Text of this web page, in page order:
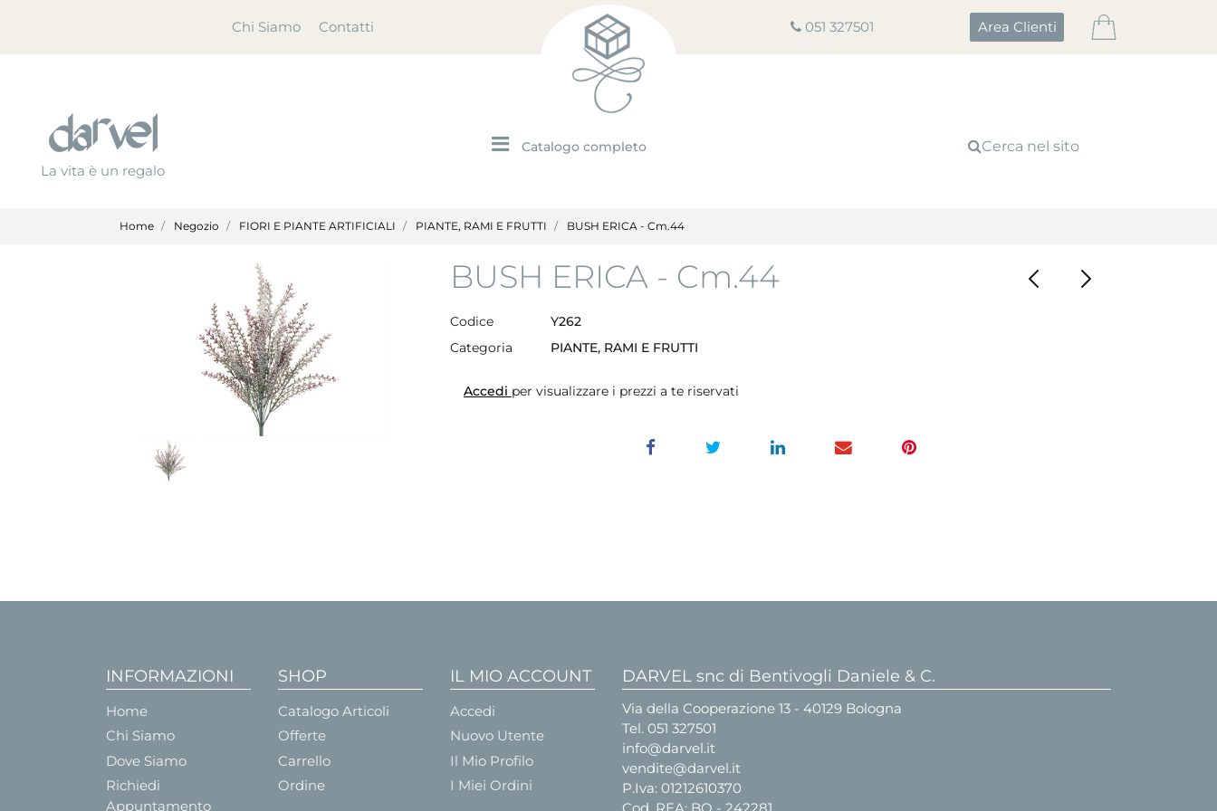
Chi Siamo Contatti 051 327501 Area Clienti
La vita è un regalo
Open menu Cerca nel sito
Home Negozio FIORI E PIANTE ARTIFICIALI PIANTE, RAMI E FRUTTI BUSH ERICA - Cm.44
BUSH ERICA - Cm.44
Codice
Y262
Categoria
PIANTE, RAMI E FRUTTI
Accedi per visualizzare i prezzi a te riservati
INFORMAZIONI
Home
Chi Siamo
Dove Siamo
Richiedi
Appuntamento
SHOP
Catalogo Articoli
Offerte
Carrello
Ordine
IL MIO ACCOUNT
Accedi
Nuovo Utente
Il Mio Profilo
I Miei Ordini
DARVEL snc di Bentivogli Daniele & C.
Via della Cooperazione 13 - 40129 Bologna
Tel. 051 327501
info@darvel.it
vendite@darvel.it
P.Iva: 01212610370
Cod. REA: BO - 242281